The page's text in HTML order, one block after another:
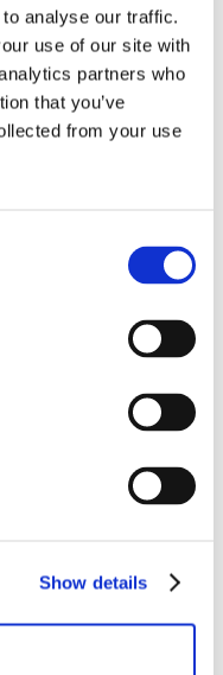
analyse our traffic.
use of our site with
partners who
that you’ve
from your use
Show details